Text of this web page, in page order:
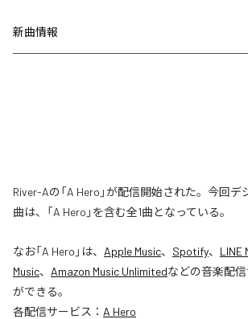
新曲情報
River-Aの「A Hero」が配信開始された。今回
曲は、「A Hero」を含む全1曲となっている。
なお「A Hero 」は、 Apple Music、 Spotify、 LINE
Music、 Amazon Music Unlimitedなどの音楽配
ができる。
各配信サービス： A Hero